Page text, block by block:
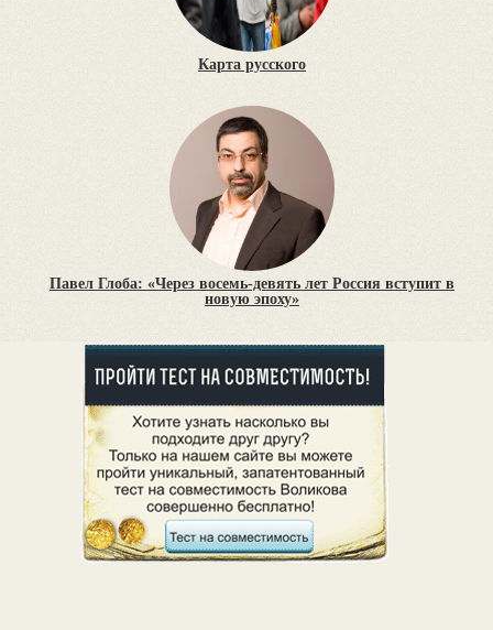
Карта русского
Павел Глоба: «Через восемь-девять лет Россия вступит в
новую эпоху»